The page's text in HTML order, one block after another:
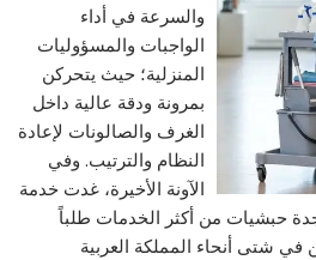
والسرعة في أداء
الواجبات والمسؤوليات
المنزلية؛ حيث يتحركن
بمرونة ودقة عالية داخل
الغرف والصالونات لإعادة
النظام والترتيب. وفي
الآونة الأخيرة، غدت خدمة
حبشيات من أكثر الخدمات طلباً
في شتى أنحاء المملكة العربية